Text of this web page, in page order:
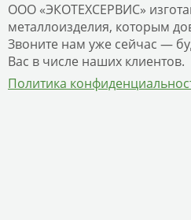
ООО «ЭКОТЕХСЕРВИС»
металлоизделия, которым
Звоните нам уже сейчас —
Вас в числе наших клиентов.
Политика